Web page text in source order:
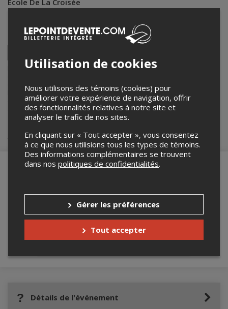
200 Rue Lemire,Aston jonction,QC,Canada
Partagez cet événement
Facebook LinkedinEnvoyer
par
Lepointdevente.com agit à titre de mandataire pour
événements.
Pour plus d’information à propos de cet événement, veuillez
contacter l’organisateur de l’événement, Rene St-pierre, à
atc350x6@hotmail.com.
Achat de billets
Merci de confirmer que vous n'êtes pas un
robot ci-bas.
Détails de l'événement
Utilisation de cookies
Nous utilisons des témoins (cookies) pour
améliorer votre expérience de navigation, offrir
des fonctionnalités relatives à notre site et
analyser le trafic de nos sites.
En cliquant sur « Tout accepter », vous consentez
à ce que nous utilisions tous les types de témoins.
Des informations complémentaires se trouvent
dans nos politiques de confidentialités.
Gérer les préférences
Tout accepter